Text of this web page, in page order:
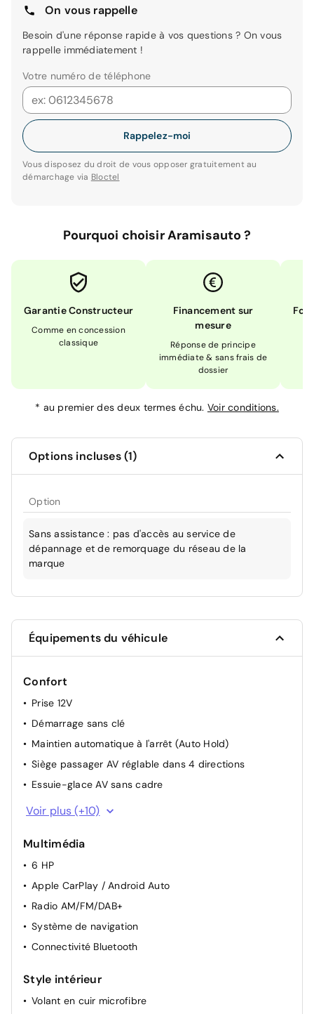
On vous rappelle
Besoin d'une réponse rapide à vos questions ? On vous
rappelle immédiatement !
Votre numéro de téléphone
Rappelez-moi
Vous disposez du droit de vous opposer gratuitement au
démarchage via Bloctel
Pourquoi choisir Aramisauto ?
Garantie Constructeur
Comme en concession
classique
Financement sur
mesure
Réponse de principe
immédiate & sans frais de
dossier
* au premier des deux termes échu. Voir conditions.
Options incluses (1)
Option
Sans assistance : pas d'accès au service de
dépannage et de remorquage du réseau de la
marque
Équipements du véhicule
Confort
Prise 12V
Démarrage sans clé
Maintien automatique à l'arrêt (Auto Hold)
Siège passager AV réglable dans 4 directions
Essuie-glace AV sans cadre
Rétroviseurs extétierurs électriques et chauffants
directions
Climatisation automatique
Poches aumonières derrière les sièges AV
Accoudoir central AV
Caméra 360°
Pare-soleils avec miroir de courtoisie
Rétroviseurs extérieurs rabattables électriquement
Sièges AV chauffants
Voir plus (+10)
Multimédia
6 HP
Apple CarPlay / Android Auto
Radio AM/FM/DAB+
Système de navigation
Connectivité Bluetooth
Style intérieur
Volant en cuir microfibre